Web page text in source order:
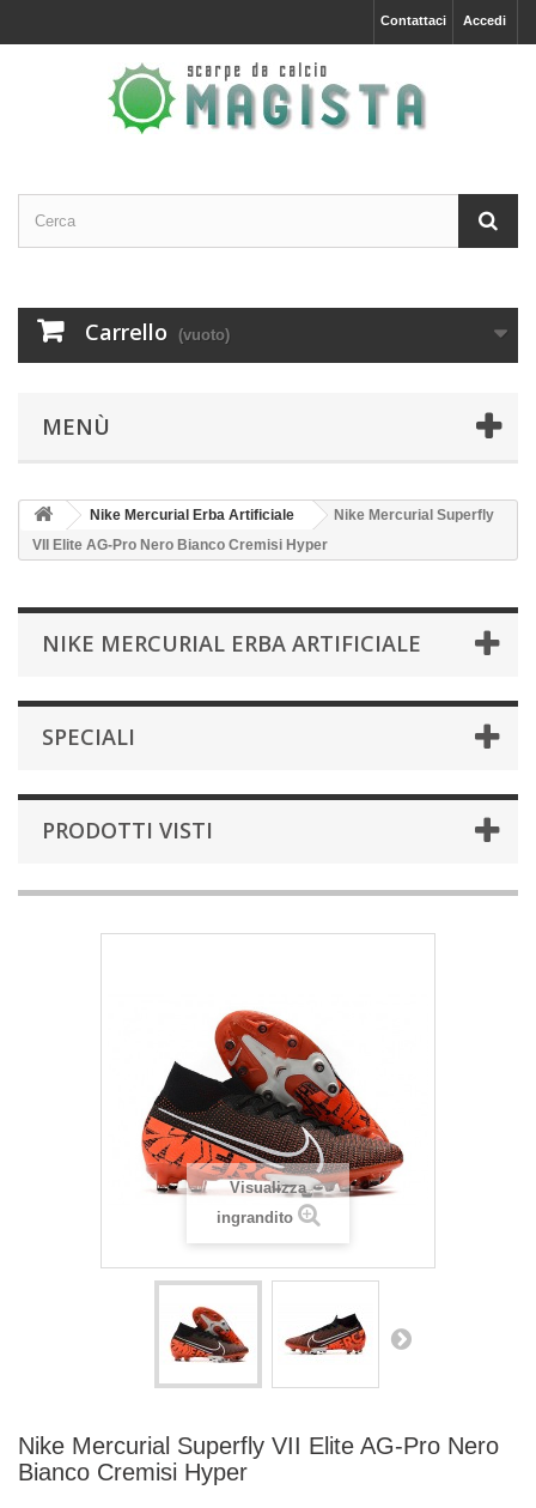
Accedi
Contattaci
Carrello (vuoto)
MENÙ
Nike Mercurial Erba Artificiale
Nike Mercurial Superfly
VII Elite AG-Pro Nero Bianco Cremisi Hyper
NIKE MERCURIAL ERBA ARTIFICIALE
SPECIALI
PRODOTTI VISTI
Visualizza
ingrandito
Nike Mercurial Superfly VII Elite AG-Pro Nero
Bianco Cremisi Hyper